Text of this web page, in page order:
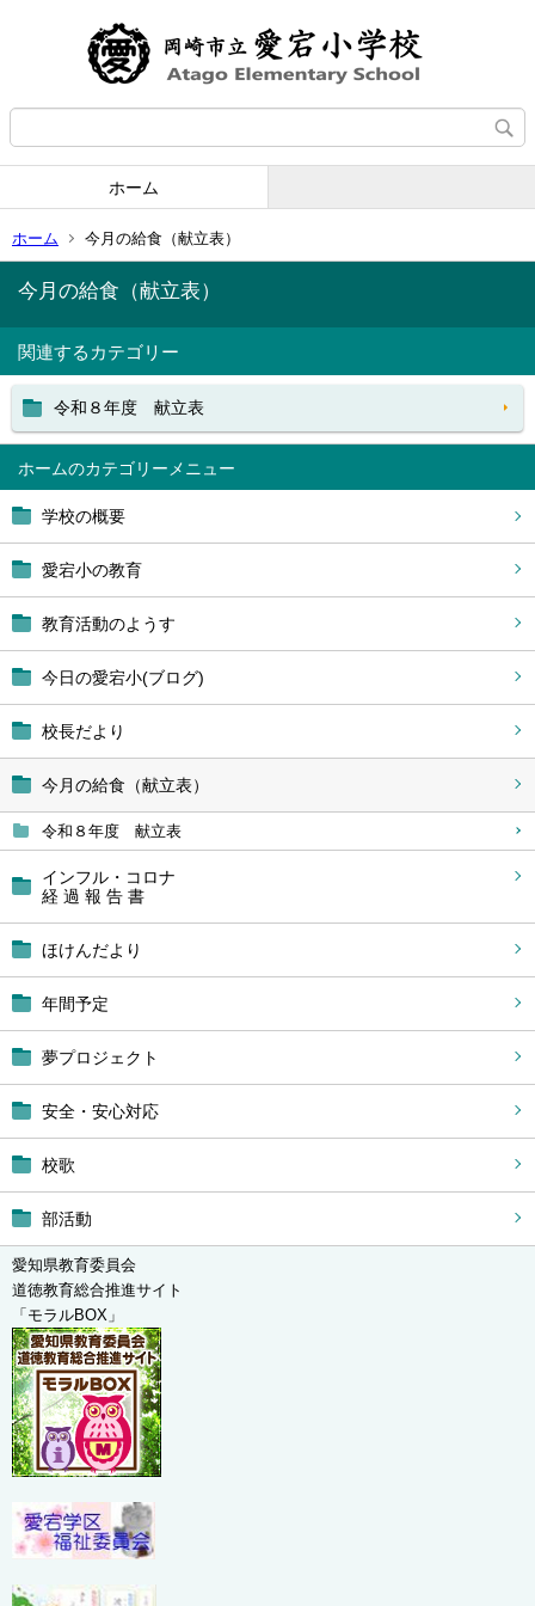
ホーム
ホーム 今月の給食（献立表）
ホーム
学校の概要
愛宕小の教育
教育活動のようす
今日の愛宕小(ブログ)
校長だより
今月の給食（献立表）
令和８年度 献立表
インフル・コロナ
経 過 報 告 書
ほけんだより
年間予定
夢プロジェクト
安全・安心対応
校歌
部活動
愛知県教育委員会
道徳教育総合推進サイト
「モラルBOX」
今月の給食（献立表）
関連するカテゴリー
令和８年度 献立表